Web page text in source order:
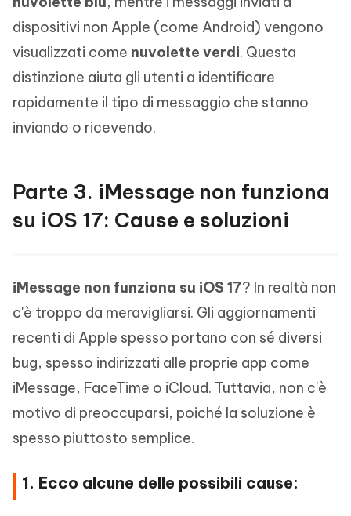
dispositivi non Apple (come Android) vengono
visualizzati come nuvolette verdi. Questa
distinzione aiuta gli utenti a identificare
rapidamente il tipo di messaggio che stanno
inviando o ricevendo.
Parte 3. iMessage non funziona
su iOS 17: Cause e soluzioni
iMessage non funziona su iOS 17? In realtà non
c'è troppo da meravigliarsi. Gli aggiornamenti
recenti di Apple spesso portano con sé diversi
bug, spesso indirizzati alle proprie app come
iMessage, FaceTime o iCloud. Tuttavia, non c'è
motivo di preoccuparsi, poiché la soluzione è
spesso piuttosto semplice.
1. Ecco alcune delle possibili cause: